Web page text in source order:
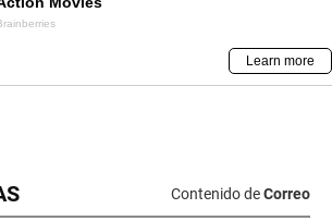
Contenido deCorreo